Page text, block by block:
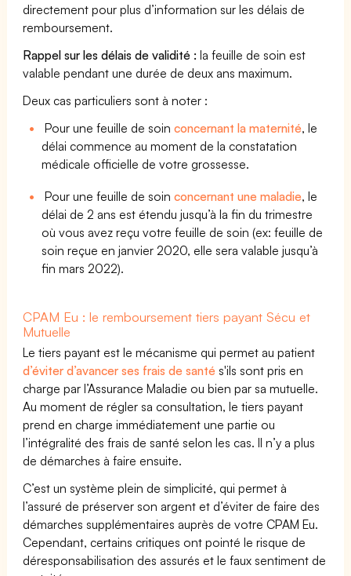
directement pour plus d’information sur les délais de
remboursement.
Rappel sur les délais de validité : la feuille de soin est
valable pendant une durée de deux ans maximum.
Deux cas particuliers sont à noter :
Pour une feuille de soinconcernant la maternité, le
délai commence au moment de la constatation
médicale officielle de votre grossesse.
Pour une feuille de soinconcernant une maladie, le
délai de 2 ans est étendu jusqu’à la fin du trimestre
où vous avez reçu votre feuille de soin (ex: feuille de
soin reçue en janvier 2020, elle sera valable jusqu’à
fin mars 2022).
CPAM Eu : le remboursement tiers payant Sécu et
Mutuelle
Le tiers payant est le mécanisme qui permet au patient
d’éviter d’avancer ses frais de santé s'ils sont pris en
charge par l’Assurance Maladie ou bien par sa mutuelle.
Au moment de régler sa consultation, le tiers payant
prend en charge immédiatement une partie ou
l’intégralité des frais de santé selon les cas. Il n’y a plus
de démarches à faire ensuite.
C’est un système plein de simplicité, qui permet à
l’assuré de préserver son argent et d’éviter de faire des
démarches supplémentaires auprès de votre CPAM Eu.
Cependant, certains critiques ont pointé le risque de
déresponsabilisation des assurés et le faux sentiment de